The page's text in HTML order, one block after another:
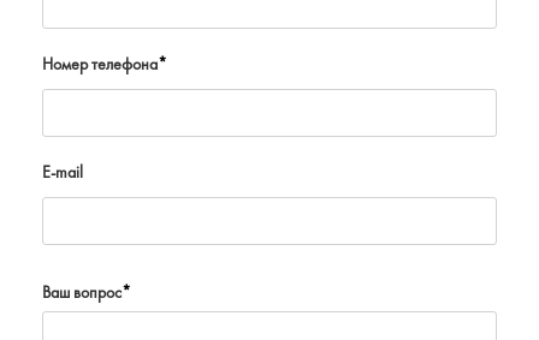
Номер телефона*
E-mail
Ваш вопрос*